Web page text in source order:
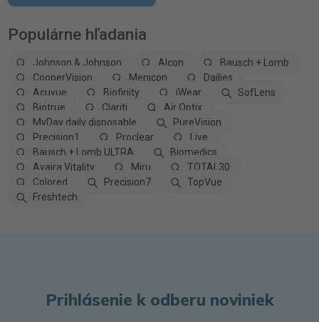
Populárne hľadania
Johnson & Johnson Alcon
Bausch + Lomb
CooperVision
Menicon
Dailies
Acuvue
Biofinity iWear
SofLens
Biotrue
Clariti
Air Optix
MyDay daily disposable
PureVision
Precision1
Proclear
Live
Bausch + Lomb ULTRA
Biomedics
Avaira Vitality
Miru
TOTAL30
Colored
Precision7
TopVue
Freshtech
Prihlásenie k odberu noviniek